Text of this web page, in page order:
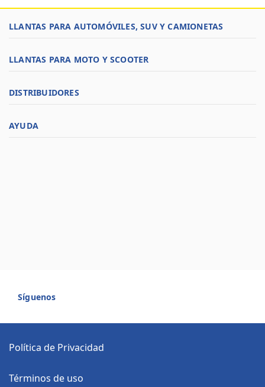
LLANTAS PARA AUTOMÓVILES, SUV Y CAMIONETAS
LLANTAS PARA MOTO Y SCOOTER
DISTRIBUIDORES
AYUDA
Síguenos
Política de Privacidad
Términos de uso